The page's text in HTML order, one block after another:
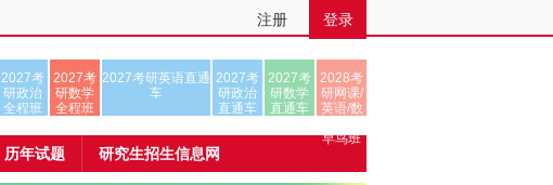
注册 登录
2027考
研政治
全程班
2027考
研数学
全程班
2027考研英语直通
车
2027考
研政治
直通车
2027考
研数学
直通车
2028考
研网课/
英语/数
早鸟班
历年试题 研究生招生信息网